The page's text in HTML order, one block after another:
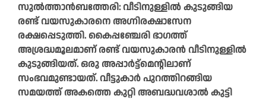
സുൽത്താൻബത്തേരി: വീടിനുള്ളിൽ കുടുങ്ങിയ
രണ്ട് വയസുകാരനെ അഗ്നിരക്ഷാസേന
രക്ഷപ്പെടുത്തി. കൈപ്പഞ്ചേരി ഭാഗത്ത്
അശ്രദ്ധമൂലമാണ് രണ്ട് വയസുകാരൻ വീടിനുള്ളിൽ
കുടുങ്ങിയത്. ഒരു അപ്പാർട്ട്മെന്റിലാണ്
സംഭവമുണ്ടായത്. വീട്ടുകാര്‍ പുറത്തിറങ്ങിയ
സമയത്ത് അകത്തെ കുറ്റി അബദ്ധവശാല്‍ കുട്ടി